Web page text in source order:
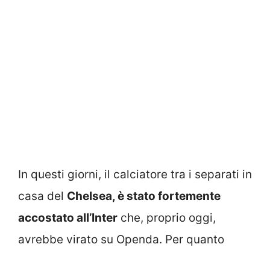
In questi giorni, il calciatore tra i separati in
casa del Chelsea, è stato fortemente
accostato all’Inter che, proprio oggi,
avrebbe virato su Openda. Per quanto